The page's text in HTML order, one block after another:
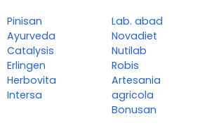
Pinisan
Ayurveda
Catalysis
Erlingen
Herbovita
Intersa
Lab. abad
Novadiet
Nutilab
Robis
Artesania
agricola
Bonusan